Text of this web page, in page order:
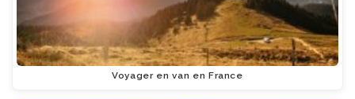
Voyager en van en France